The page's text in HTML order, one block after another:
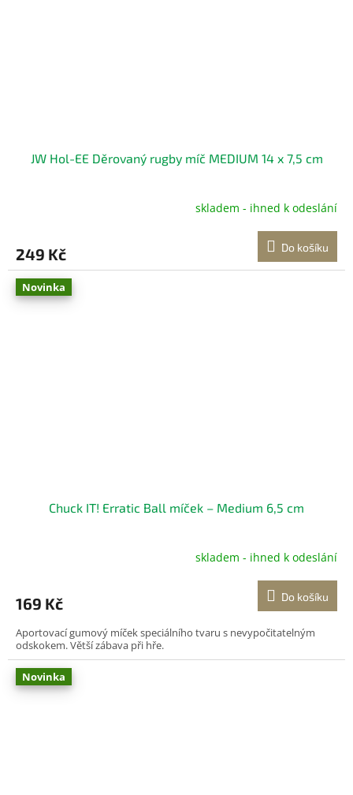
JW Hol-EE Děrovaný rugby míč MEDIUM 14 x 7,5 cm
skladem - ihned k odeslání
249 Kč Do košíku
Novinka
Chuck IT! Erratic Ball míček – Medium 6,5 cm
skladem - ihned k odeslání
169 Kč Do košíku
Aportovací gumový míček speciálního tvaru s nevypočitatelným
odskokem. Větší zábava při hře.
Novinka